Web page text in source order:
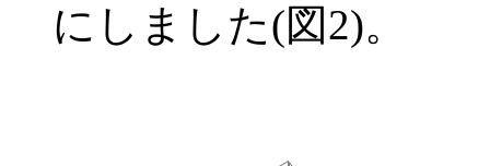
にしました(図2)。